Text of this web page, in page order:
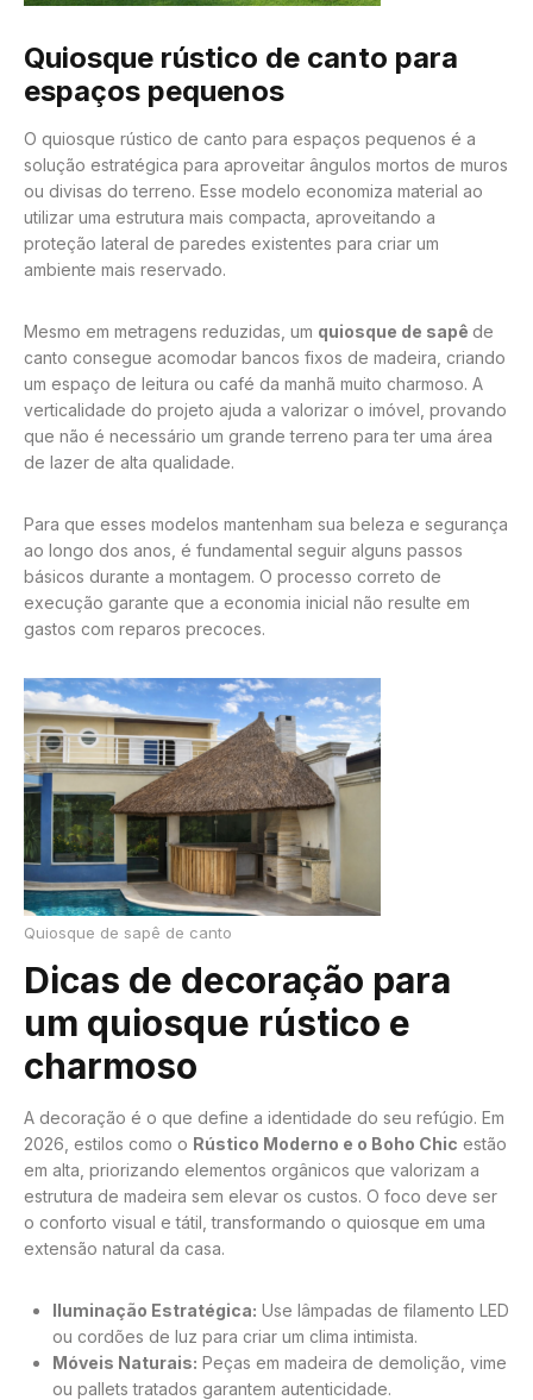
Quiosque rústico de canto para
espaços pequenos
O quiosque rústico de canto para espaços pequenos é a
solução estratégica para aproveitar ângulos mortos de muros
ou divisas do terreno. Esse modelo economiza material ao
utilizar uma estrutura mais compacta, aproveitando a
proteção lateral de paredes existentes para criar um
ambiente mais reservado.
Mesmo em metragens reduzidas, um quiosque de sapê de
canto consegue acomodar bancos fixos de madeira, criando
um espaço de leitura ou café da manhã muito charmoso. A
verticalidade do projeto ajuda a valorizar o imóvel, provando
que não é necessário um grande terreno para ter uma área
de lazer de alta qualidade.
Para que esses modelos mantenham sua beleza e segurança
ao longo dos anos, é fundamental seguir alguns passos
básicos durante a montagem. O processo correto de
execução garante que a economia inicial não resulte em
gastos com reparos precoces.
Quiosque de sapê de canto
Dicas de decoração para
um quiosque rústico e
charmoso
A decoração é o que define a identidade do seu refúgio. Em
2026, estilos como o Rústico Moderno e o Boho Chic estão
em alta, priorizando elementos orgânicos que valorizam a
estrutura de madeira sem elevar os custos. O foco deve ser
o conforto visual e tátil, transformando o quiosque em uma
extensão natural da casa.
Iluminação Estratégica: Use lâmpadas de filamento LED
ou cordões de luz para criar um clima intimista.
Móveis Naturais: Peças em madeira de demolição, vime
ou pallets tratados garantem autenticidade.